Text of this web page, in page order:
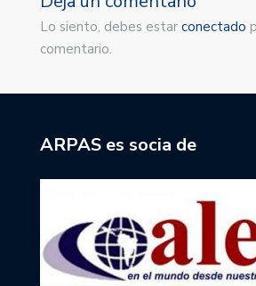
Lo siento, debes estar conectado
comentario.
ARPAS es socia de